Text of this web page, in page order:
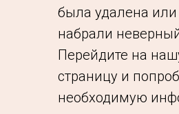
была удалена
набрали
Перейдите на
страницу и
необходимую